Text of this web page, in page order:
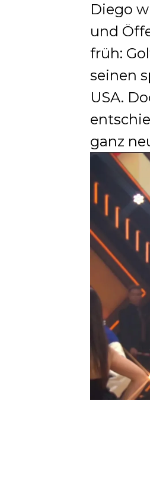
Diego
und
früh:
seinen
USA.
ganz